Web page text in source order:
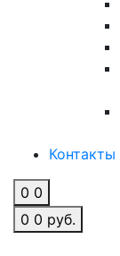
Контакты
0 0
0 0 руб.